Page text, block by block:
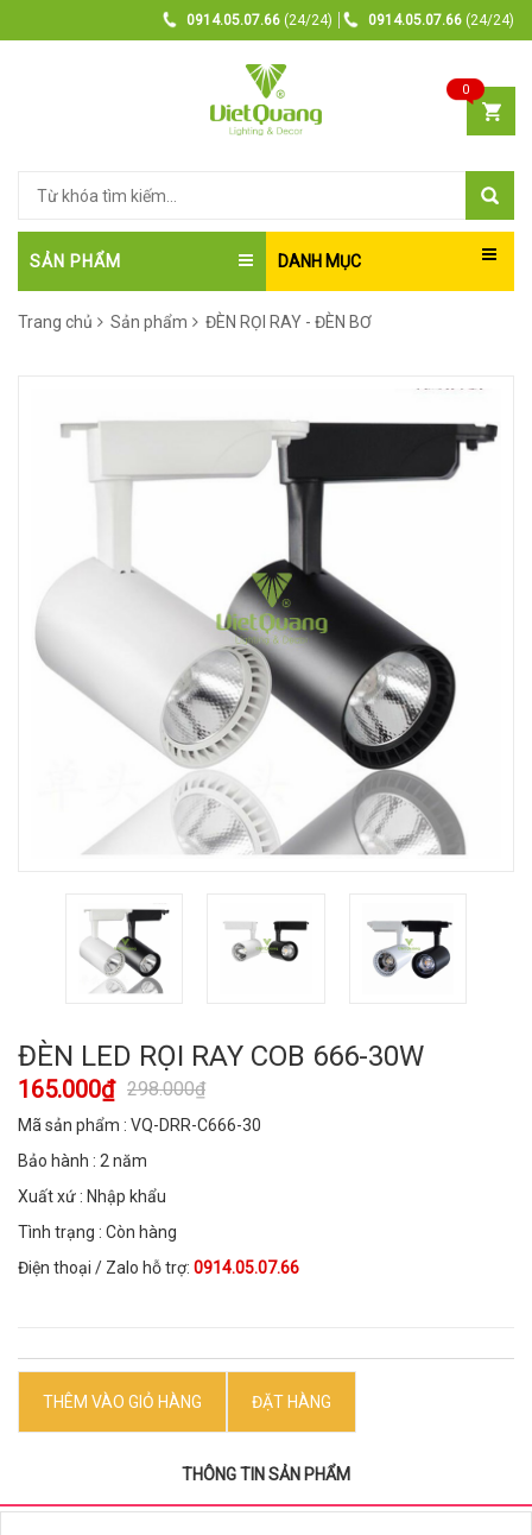
0914.05.07.66 (24/24) 0914.05.07.66 (24/24)
0
SẢN PHẨM DANH MỤC
Trang chủ Sản phẩm ĐÈN RỌI RAY - ĐÈN BƠ
ĐÈN LED RỌI RAY COB 666-30W
165.000₫ 298.000₫
Mã sản phẩm : VQ-DRR-C666-30
Bảo hành : 2 năm
Xuất xứ : Nhập khẩu
Tình trạng : Còn hàng
Điện thoại / Zalo hỗ trợ: 0914.05.07.66
THÊM VÀO GIỎ HÀNG ĐẶT HÀNG
THÔNG TIN SẢN PHẨM